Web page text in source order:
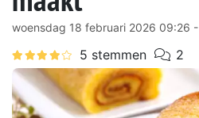
woensdag 18 februari 2026 09:26 -